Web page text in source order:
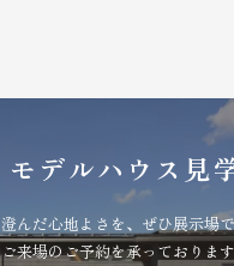
モデルハウス見
澄んだ心地よさを、ぜひ展示場
ご来場のご予約を承っております